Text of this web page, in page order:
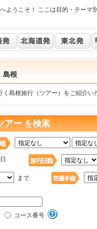
ようこそ！ ここは目的・テー
島根
く島根旅行（ツアー）をご紹介い
アー を検索
日
まで
コース番号